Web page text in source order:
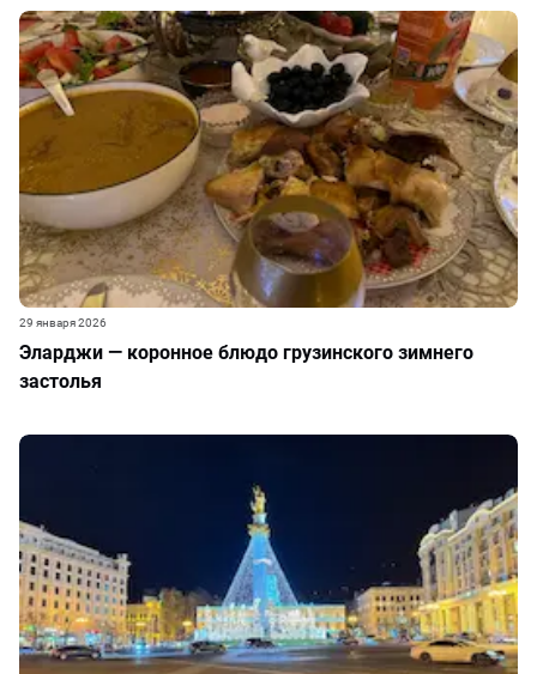
Эларджи — коронное блюдо грузинского зимнего
застолья
29 января 2026